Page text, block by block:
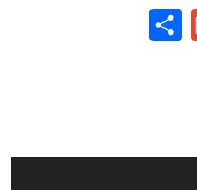
Gmail